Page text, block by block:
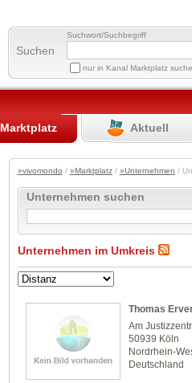
Suchen
Suchwort/Suchbegriff
nur in Kanal Marktplatz
Marktplatz Aktuell
»vivomondo / »Marktplatz/ »Unternehmen /
Unternehmen suchen
Unternehmen im Umkreis
Thomas
Am
50939 Köln
Nordrhein-
Deutschland